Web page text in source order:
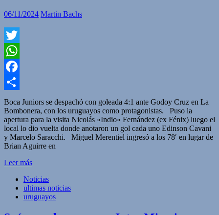
06/11/2024 Martin Bachs
Twitter
WhatsApp
Facebook
Compartir
Boca Juniors se despachó con goleada 4:1 ante Godoy Cruz en La
Bombonera, con los uruguayos como protagonistas. Puso la
apertura para la visita Nicolás «Indio» Fernández (ex Fénix) luego el
local lo dio vuelta donde anotaron un gol cada uno Edinson Cavani
y Marcelo Saracchi. Miguel Merentiel ingresó a los 78′ en lugar de
Brian Aguirre en
Leer más
Noticias
ultimas noticias
uruguayos